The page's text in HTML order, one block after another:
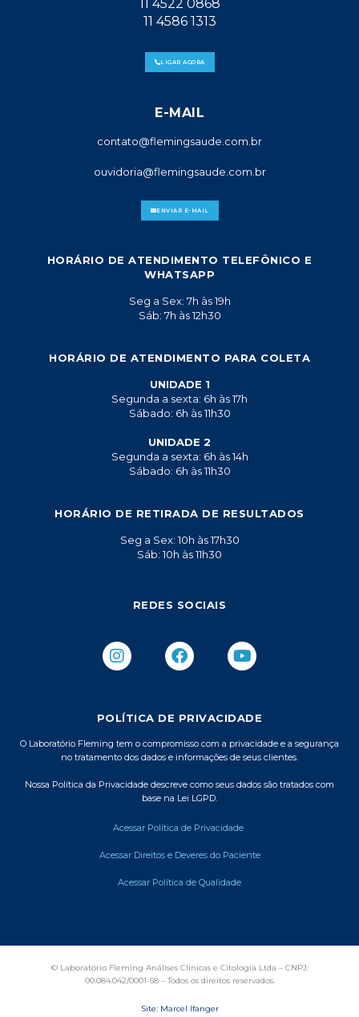
11 4522 0868
11 4586 1313
LIGAR AGORA
E-MAIL
contato@flemingsaude.com.br
ouvidoria@flemingsaude.com.br
ENVIAR E-MAIL
HORÁRIO DE ATENDIMENTO TELEFÔNICO E
WHATSAPP
Seg a Sex: 7h às 19h
Sáb: 7h às 12h30
HORÁRIO DE ATENDIMENTO PARA COLETA
UNIDADE 1
Segunda a sexta: 6h às 17h
Sábado: 6h às 11h30
UNIDADE 2
Segunda a sexta: 6h às 14h
Sábado: 6h às 11h30
HORÁRIO DE RETIRADA DE RESULTADOS
Seg a Sex: 10h às 17h30
Sáb: 10h às 11h30
REDES SOCIAIS
I
n
a
r
a
m
F
a
b
o
k
Y
o
u
e
POLÍTICA DE PRIVACIDADE
O Laboratório Fleming tem o compromisso com a privacidade e a segurança
no tratamento dos dados e informações de seus clientes.
Nossa Política da Privacidade descreve como seus dados são tratados com
base na Lei LGPD.
Acessar Política de Privacidade
Acessar Direitos e Deveres do Paciente
Acessar Política de Qualidade
© Laboratório Fleming Análises Clinicas e Citologia Ltda – CNPJ:
00.084.042/0001-58 – Todos os direitos reservados.
Site: Marcel Ifanger